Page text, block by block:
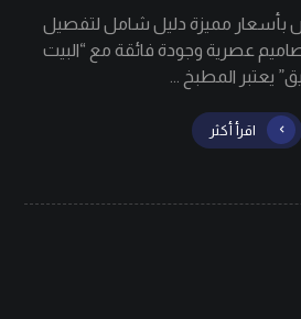
بأسعار مميزة دليل شامل لتفصيل
عصرية وجودة فائقة مع “البيت
يعتبر المطبخ ...
اقرأ أكثر